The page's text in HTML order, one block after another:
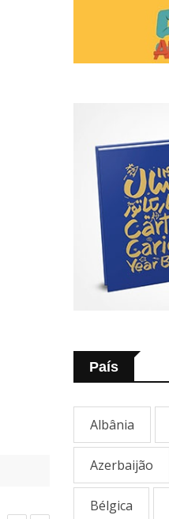
País
Albânia
Azerbaijão
Bélgica